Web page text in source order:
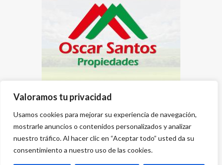
Valoramos tu privacidad
Usamos cookies para mejorar su experiencia de navegación,
mostrarle anuncios o contenidos personalizados y analizar
nuestro tráfico. Al hacer clic en “Aceptar todo” usted da su
consentimiento a nuestro uso de las cookies.